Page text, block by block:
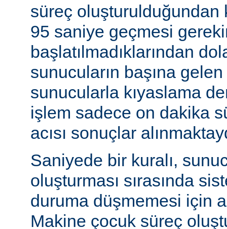
süreç oluşturulduğundan
95 saniye geçmesi
başlatılmadıklarından
sunucuların başına
sunucularla kıyaslama
işlem sadece on dakika
acısı sonuçlar
Saniyede bir kuralı,
oluşturması sırasında
duruma düşmemesi için
Makine çocuk süreç